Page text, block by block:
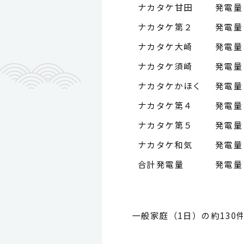
ナカタケ甘田 発電量
ナカタケ第２ 発電量
ナカタケ大崎 発電量
ナカタケ須崎 発電量
ナカタケかほく 発電量
ナカタケ第４ 発電量
ナカタケ第５ 発電量
ナカタケ和気 発電量
合計発電量 発電量
一般家庭（1日）の約130